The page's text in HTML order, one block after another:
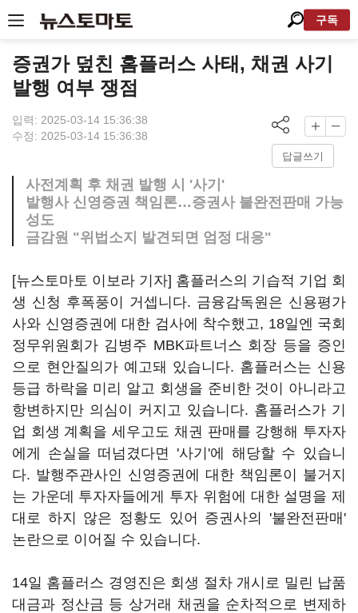
구독
증권가 덮친 홈플러스 사태, 채권 사기
발행 여부 쟁점
입력: 2025-03-14 15:36:38
수정: 2025-03-14 15:36:38
답글쓰기
사전계획 후 채권 발행 시 '사기'
발행사 신영증권 책임론…증권사 불완전판매 가능
성도
금감원 "위법소지 발견되면 엄정 대응"
[뉴스토마토 이보라 기자] 홈플러스의 기습적 기업 회
생 신청 후폭풍이 거셉니다. 금융감독원은 신용평가
사와 신영증권에 대한 검사에 착수했고, 18일엔 국회
정무위원회가 김병주 MBK파트너스 회장 등을 증인
으로 현안질의가 예고돼 있습니다. 홈플러스는 신용
등급 하락을 미리 알고 회생을 준비한 것이 아니라고
항변하지만 의심이 커지고 있습니다. 홈플러스가 기
업 회생 계획을 세우고도 채권 판매를 강행해 투자자
에게 손실을 떠넘겼다면 '사기'에 해당할 수 있습니
다. 발행주관사인 신영증권에 대한 책임론이 불거지
는 가운데 투자자들에게 투자 위험에 대한 설명을 제
대로 하지 않은 정황도 있어 증권사의 '불완전판매'
논란으로 이어질 수 있습니다.
14일 홈플러스 경영진은 회생 절차 개시로 밀린 납품
대금과 정산금 등 상거래 채권을 순차적으로 변제하